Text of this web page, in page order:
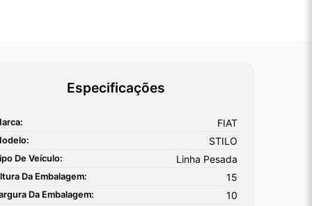
Especificações
FIAT
STILO
De Veículo: Linha Pesada
Da Embalagem: 15
Da Embalagem: 10